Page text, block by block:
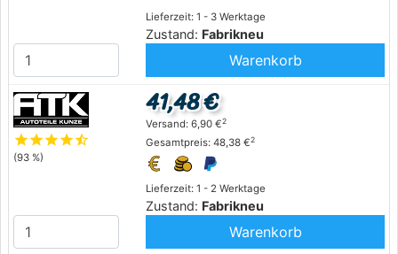
Lieferzeit: 1 - 3 Werktage
Zustand: Fabrikneu
Warenkorb
starstarstarstarstar_half
(93 %)
Lieferzeit: 1 - 2 Werktage
Zustand: Fabrikneu
41,48 €
Versand: 6,90 €2
Gesamtpreis: 48,38 €2
Warenkorb